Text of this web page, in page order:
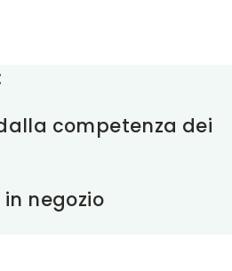
competenza dei
negozio